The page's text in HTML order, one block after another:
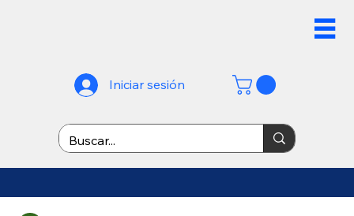
Iniciar sesión